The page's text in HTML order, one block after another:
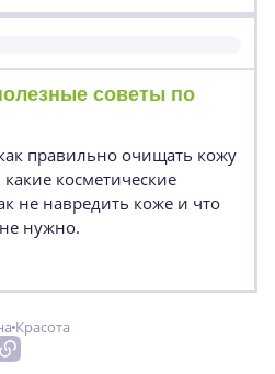
советы по
правильно очищать кожу
косметические
не навредить коже и что
нужно.
Красота